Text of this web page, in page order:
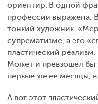
ориентир. В одной
профессии выражена.
тонкий художник.
супрематизме, а его
пластический
Может и превзошел бы
первые же ее месяцы, в
А вот этот